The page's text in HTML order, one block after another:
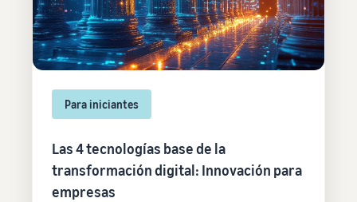
Para iniciantes
Las 4 tecnologías base de la
transformación digital: Innovación para
empresas